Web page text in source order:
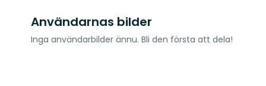
Användarnas bilder
Inga användarbilder ännu. Bli den första att dela!